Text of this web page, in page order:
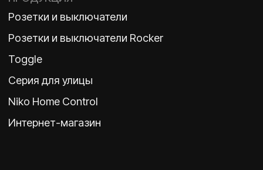
ООО «Бельгийская электротехника»
ИНН 7710498979 ОГРН 1157746609350